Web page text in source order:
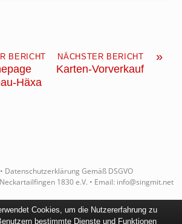
BERICHT
Häxa
»
NÄCHSTER BERICHT
Karten-Vorverkauf
• Datenschutzerklärung Gemäß DSGVO
1830 e.V. • Email: info@singmit.net
Cookies, um die Nutzererfahrung zu
bestimmte Dienste und Funktionen